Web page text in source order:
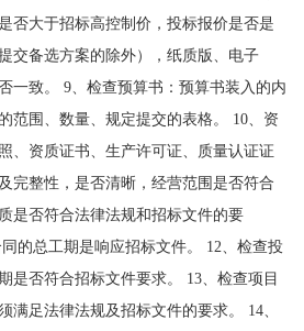
否大于招标高控制价，投标报价是否是
交备选方案的除外），纸质版、电子
一致。 9、检查预算书：预算书装入的内
范围、数量、规定提交的表格。 10、资
、资质证书、生产许可证、质量认证证
完整性，是否清晰，经营范围是否符合
是否符合法律法规和招标文件的要
的总工期是响应招标文件。 12、检查投
是否符合招标文件要求。 13、检查项目
满足法律法规及招标文件的要求。 14、